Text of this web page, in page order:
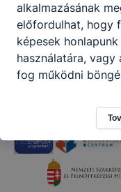
alkalmazásának
előfordulhat, hogy
képesek
használatára,
fog működni